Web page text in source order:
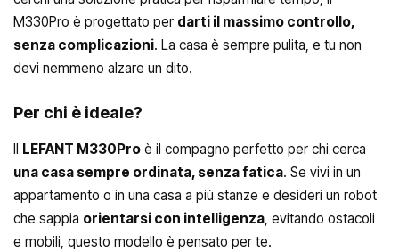
M330Pro è progettato per darti il massimo controllo,
senza complicazioni. La casa è sempre pulita, e tu non
devi nemmeno alzare un dito.
Per chi è ideale?
Il LEFANT M330Pro è il compagno perfetto per chi cerca
una casa sempre ordinata, senza fatica. Se vivi in un
appartamento o in una casa a più stanze e desideri un robot
che sappia orientarsi con intelligenza , evitando ostacoli
e mobili, questo modello è pensato per te.